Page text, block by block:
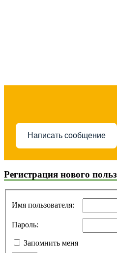
Написать сообщение
Регистрация нового
Имя пользователя:
Пароль:
Запомнить меня